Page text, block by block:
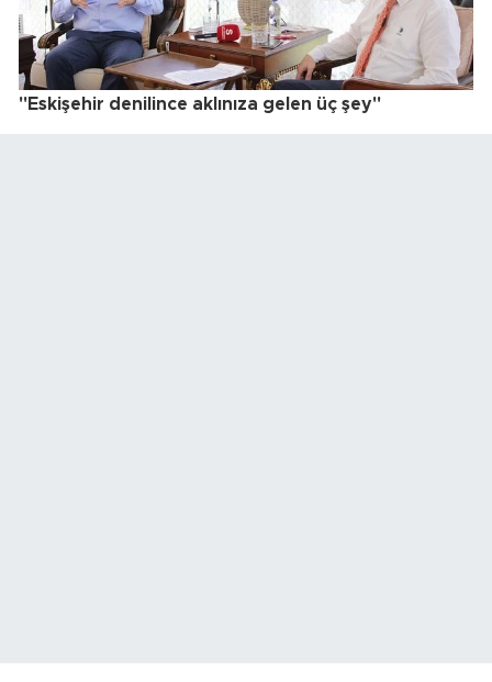
"Eskişehir denilince aklınıza gelen üç şey"